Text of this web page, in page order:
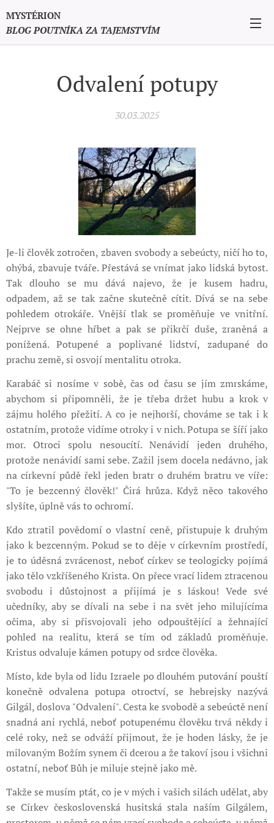
MYSTÉRION
BLOG POUTNÍKA ZA TAJEMSTVÍM
Odvalení potupy
30.03.2025
Je-li člověk zotročen, zbaven svobody a sebeúcty, ničí ho to,
ohýbá, zbavuje tváře. Přestává se vnímat jako lidská bytost.
Tak dlouho se mu dává najevo, že je kusem hadru,
odpadem, až se tak začne skutečně cítit. Dívá se na sebe
pohledem otrokáře. Vnější tlak se proměňuje ve vnitřní.
Nejprve se ohne hřbet a pak se přikrčí duše, zraněná a
ponížená. Potupené a poplivané lidství, zadupané do
prachu země, si osvojí mentalitu otroka.
Karabáč si nosíme v sobě, čas od času se jím zmrskáme,
abychom si připomněli, že je třeba držet hubu a krok v
zájmu holého přežití. A co je nejhorší, chováme se tak i k
ostatním, protože vidíme otroky i v nich. Potupa se šíří jako
mor. Otroci spolu nesoucítí. Nenávidí jeden druhého,
protože nenávidí sami sebe. Zažil jsem docela nedávno, jak
na církevní půdě řekl jeden bratr o druhém bratru ve víře:
"To je bezcenný člověk!" Čirá hrůza. Když něco takového
slyšíte, úplně vás to ochromí.
Kdo ztratil povědomí o vlastní ceně, přistupuje k druhým
jako k bezcenným. Pokud se to děje v církevním prostředí,
je to úděsná zvrácenost, neboť církev se teologicky pojímá
jako tělo vzkříšeného Krista. On přece vrací lidem ztracenou
svobodu i důstojnost a přijímá je s láskou! Vede své
učedníky, aby se dívali na sebe i na svět jeho milujícíma
očima, aby si přisvojovali jeho odpouštějící a žehnající
pohled na realitu, která se tím od základů proměňuje.
Kristus odvaluje kámen potupy od srdce člověka.
Místo, kde byla od lidu Izraele po dlouhém putování pouští
konečně odvalena potupa otroctví, se hebrejsky nazývá
Gilgál, doslova "Odvalení". Cesta ke svobodě a sebeúctě není
snadná ani rychlá, neboť potupenému člověku trvá někdy i
celé roky, než se odváží přijmout, že je hoden lásky, že je
milovaným Božím synem či dcerou a že takoví jsou i všichni
ostatní, neboť Bůh je miluje stejně jako mě.
Takže se musím ptát, co je v mých i vašich silách udělat, aby
se Církev československá husitská stala naším Gilgálem,